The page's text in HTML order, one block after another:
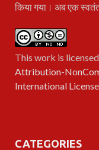
किया गया। अब एक
This work is
Attribution-
International License
CATEGORIES